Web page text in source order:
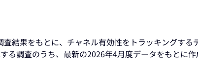
査結果をもとに、チャネル有効性をトラッキングする
る調査のうち、最新の2026年4月度データをもとに